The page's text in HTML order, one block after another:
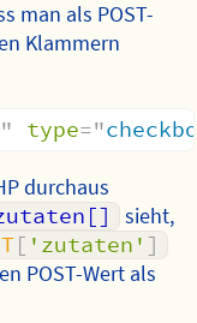
man als POST-
Klammern
" type="
durchaus
sieht,
[ 'zutaten' ]
POST-Wert als